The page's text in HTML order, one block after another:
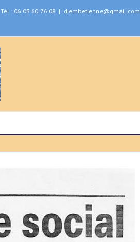
Tél : 06 03 60 76 08 | djembetienne@gmail.com